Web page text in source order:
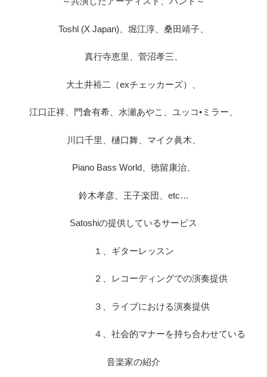
Toshl (X Japan)、堀江淳、桑田靖子、
真行寺恵里、菅沼孝三、
大土井裕二（exチェッカーズ）、
江口正祥、門倉有希、水瀬あやこ、ユッコ•ミラー、
川口千里、樋口舞、マイク眞木、
Piano Bass World、徳留康治、
鈴木孝彦、王子楽団、etc…
Satoshiの提供しているサービス
１、ギターレッスン
２、レコーディングでの演奏提供
３、ライブにおける演奏提供
４、社会的マナーを持ち合わせている
音楽家の紹介